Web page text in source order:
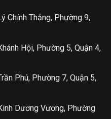
Chính Thắng, Phường 9,
Hội, Phường 5, Quận 4,
Phú, Phường 7, Quận 5,
Dương Vương, Phường